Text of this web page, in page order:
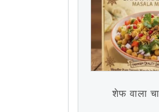
शेफ वाला